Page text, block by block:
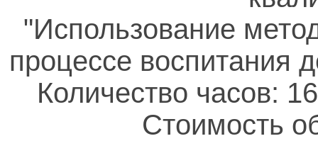
"Использование
процессе воспитания
Количество часов:
Стоимость